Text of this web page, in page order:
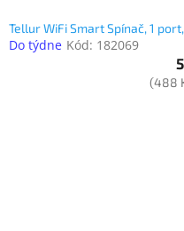
Tellur WiFi Smart Spínač, 1
Do týdne Kód: 182069
(488